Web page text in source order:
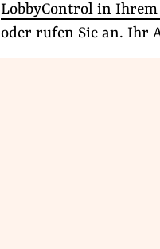
LobbyControl in
oder rufen Sie an. Ihr